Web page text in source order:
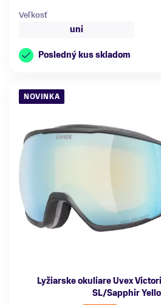
Veľkosť
uni
Posledný kus skladom
NOVINKA
Lyžiarske okuliare Uvex
SL/Sapphir